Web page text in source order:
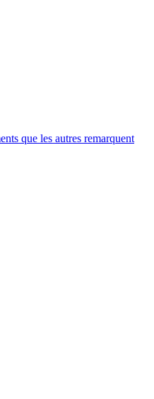
que les autres remarquent